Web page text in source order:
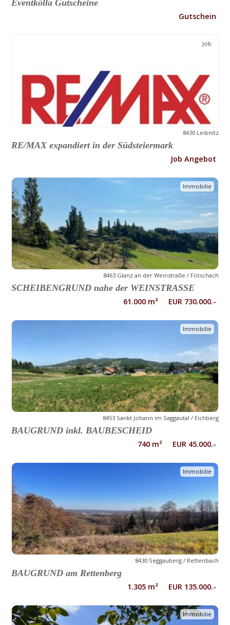
Eventkölla Gutscheine
Gutschein
Job
8430 Leibnitz
RE/MAX expandiert in der Südsteiermark
Job Angebot
Immobilie
8463 Glanz an der Weinstraße / Fötschach
SCHEIBENGRUND nahe der WEINSTRASSE
61.000 m² EUR 730.000.-
Immobilie
8453 Sankt Johann im Saggautal / Eichberg
BAUGRUND inkl. BAUBESCHEID
740 m² EUR 45.000.-
Immobilie
8430 Seggauberg / Rettenbach
BAUGRUND am Rettenberg
1.305 m² EUR 135.000.-
Immobilie